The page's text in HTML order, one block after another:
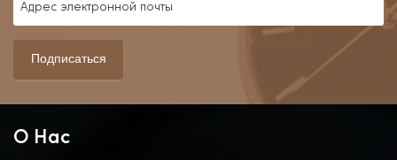
Подписаться
О Нас